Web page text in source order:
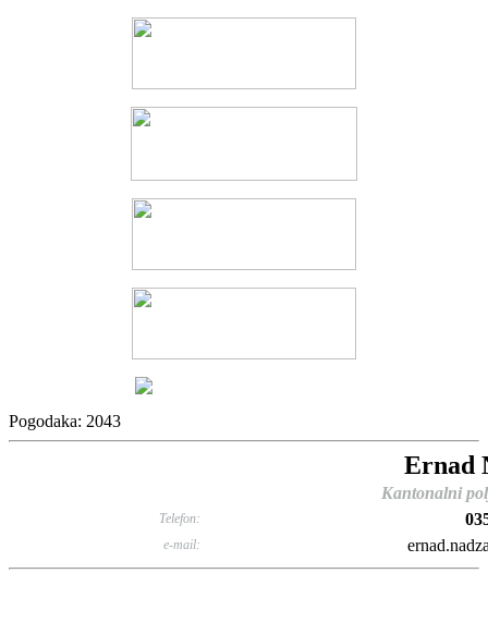
Pogodaka: 2043
Ernad
Kantonalni
Telefon:
e-mail: